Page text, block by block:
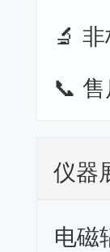
🔬
📞
仪器
电磁